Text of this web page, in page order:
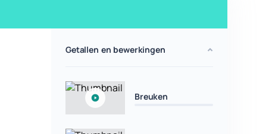
Getallen en bewerkingen
Breuken